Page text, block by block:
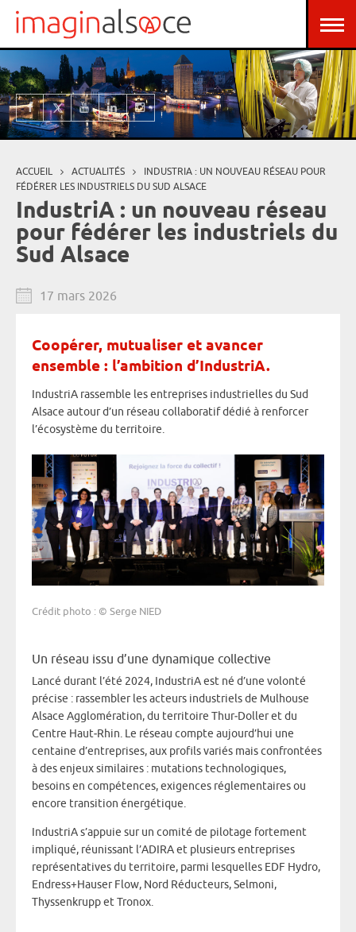
Aller au contenu principal
Vous êtes ici
ACCUEIL ACTUALITÉS
INDUSTRIA : UN NOUVEAU RÉSEAU POUR
FÉDÉRER LES INDUSTRIELS DU SUD ALSACE
IndustriA : un nouveau réseau
pour fédérer les industriels du
Sud Alsace
17 mars 2026
Coopérer, mutualiser et avancer
ensemble : l’ambition d’IndustriA.
IndustriA rassemble les entreprises industrielles du Sud
Alsace autour d’un réseau collaboratif dédié à renforcer
l’écosystème du territoire.
Crédit photo : © Serge NIED
Un réseau issu d’une dynamique collective
Lancé durant l’été 2024, IndustriA est né d’une volonté
précise : rassembler les acteurs industriels de Mulhouse
Alsace Agglomération, du territoire Thur‑Doller et du
Centre Haut‑Rhin. Le réseau compte aujourd’hui une
centaine d’entreprises, aux profils variés mais confrontées
à des enjeux similaires : mutations technologiques,
besoins en compétences, exigences réglementaires ou
encore transition énergétique.
IndustriA s’appuie sur un comité de pilotage fortement
impliqué, réunissant l’ADIRA et plusieurs entreprises
représentatives du territoire, parmi lesquelles EDF Hydro,
Endress+Hauser Flow, Nord Réducteurs, Selmoni,
Thyssenkrupp et Tronox.
Panneau de gestion des cookies